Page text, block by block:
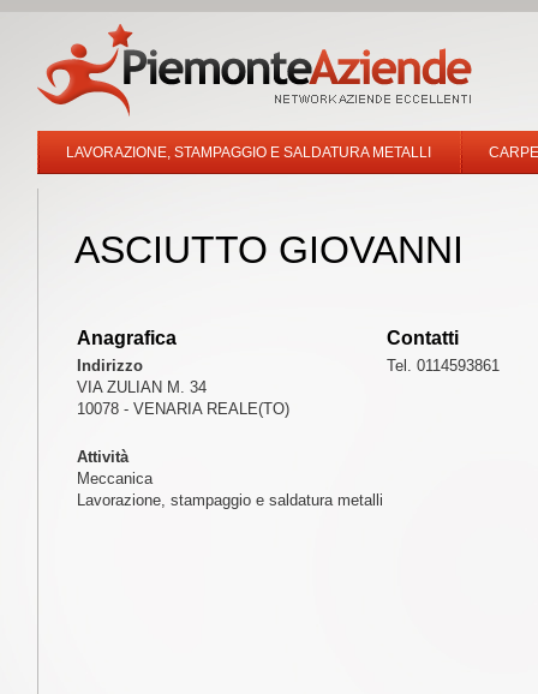
LAVORAZIONE, STAMPAGGIO E SALDATURA METALLI
ASCIUTTO GIOVANNI
Anagrafica
Indirizzo
VIA ZULIAN M. 34
10078 - VENARIA REALE(TO)
Contatti
Tel. 0114593861
Attività
Meccanica
Lavorazione, stampaggio e saldatura metalli